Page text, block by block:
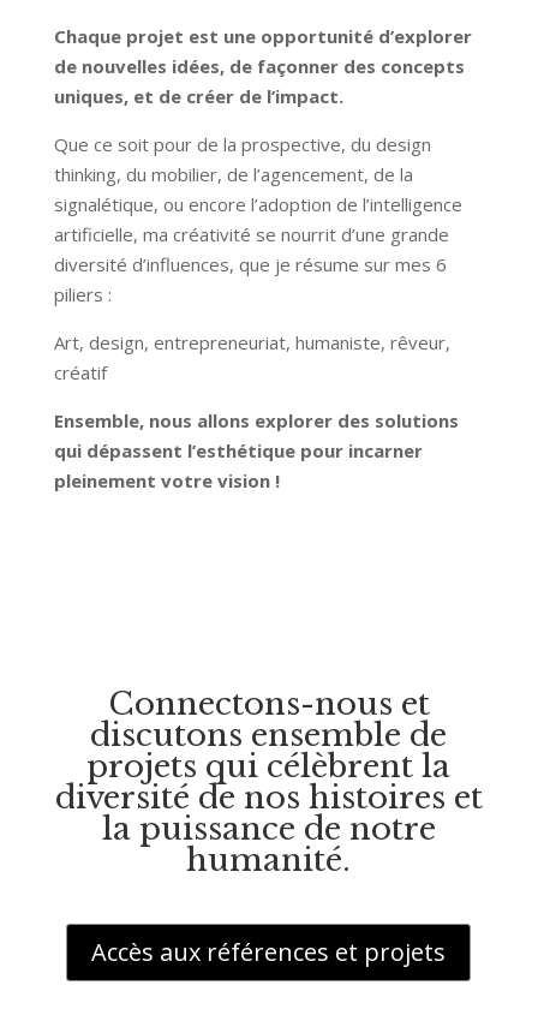
Chaque projet est une opportunité d’explorer
de nouvelles idées, de façonner des concepts
uniques, et de créer de l’impact.
Que ce soit pour de la prospective, du design
thinking, du mobilier, de l’agencement, de la
signalétique, ou encore l’adoption de l’intelligence
artificielle, ma créativité se nourrit d’une grande
diversité d’influences, que je résume sur mes 6
piliers :
Art, design, entrepreneuriat, humaniste, rêveur,
créatif
Ensemble, nous allons explorer des solutions
qui dépassent l’esthétique pour incarner
pleinement votre vision !
Connectons-nous et
discutons ensemble de
projets qui célèbrent la
diversité de nos histoires et
la puissance de notre
humanité.
Accès aux références et projets